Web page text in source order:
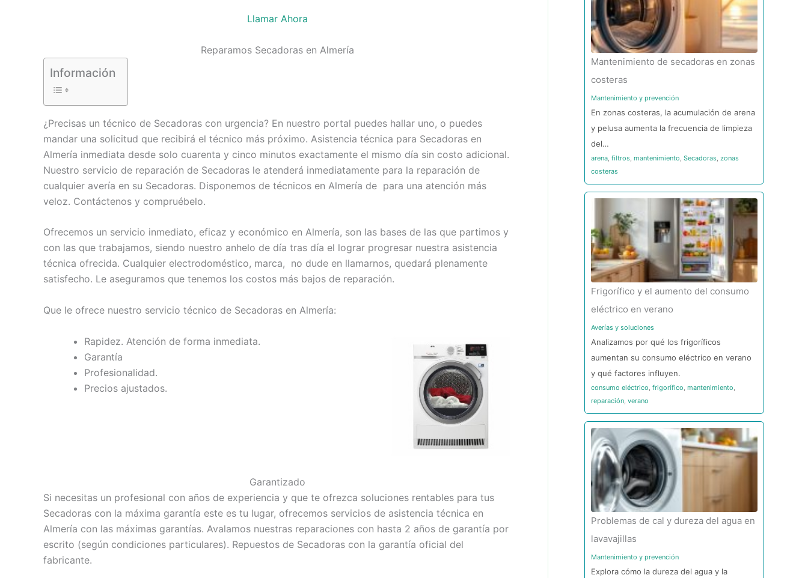
Llamar Ahora
Reparamos Secadoras en Almería
Información
¿Precisas un técnico de Secadoras con urgencia? En nuestro portal puedes hallar uno, o puedes
mandar una solicitud que recibirá el técnico más próximo. Asistencia técnica para Secadoras en
Almería inmediata desde solo cuarenta y cinco minutos exactamente el mismo día sin costo adicional.
Nuestro servicio de reparación de Secadoras le atenderá inmediatamente para la reparación de
cualquier avería en su Secadoras. Disponemos de técnicos en Almería de para una atención más
veloz. Contáctenos y compruébelo.
Ofrecemos un servicio inmediato, eficaz y económico en Almería, son las bases de las que partimos y
con las que trabajamos, siendo nuestro anhelo de día tras día el lograr progresar nuestra asistencia
técnica ofrecida. Cualquier electrodoméstico, marca, no dude en llamarnos, quedará plenamente
satisfecho. Le aseguramos que tenemos los costos más bajos de reparación.
Que le ofrece nuestro servicio técnico de Secadoras en Almería:
Rapidez. Atención de forma inmediata.
Garantía
Profesionalidad.
Precios ajustados.
Garantizado
Si necesitas un profesional con años de experiencia y que te ofrezca soluciones rentables para tus
Secadoras con la máxima garantía este es tu lugar, ofrecemos servicios de asistencia técnica en
Almería con las máximas garantías. Avalamos nuestras reparaciones con hasta 2 años de garantía por
escrito (según condiciones particulares). Repuestos de Secadoras con la garantía oficial del
fabricante.
Mantenimiento de secadoras en zonas
costeras
Mantenimiento y prevención
En zonas costeras, la acumulación de arena
y pelusa aumenta la frecuencia de limpieza
del…
arena, filtros, mantenimiento, Secadoras, zonas
costeras
Frigorífico y el aumento del consumo
eléctrico en verano
Averías y soluciones
Analizamos por qué los frigoríficos
aumentan su consumo eléctrico en verano
y qué factores influyen.
consumo eléctrico, frigorífico, mantenimiento,
reparación, verano
Problemas de cal y dureza del agua en
lavavajillas
Mantenimiento y prevención
Explora cómo la dureza del agua y la